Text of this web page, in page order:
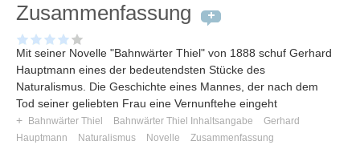
Zusammenfassung
Mit seiner Novelle "Bahnwärter Thiel" von 1888 schuf Gerhard
Hauptmann eines der bedeutendsten Stücke des
Naturalismus. Die Geschichte eines Mannes, der nach dem
Tod seiner geliebten Frau eine Vernunftehe eingeht
+
Bahnwärter Thiel Bahnwärter Thiel Inhaltsangabe
Gerhard
Hauptmann
Naturalismus Novelle Zusammenfassung